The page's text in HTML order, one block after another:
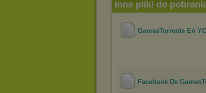
Inne pliki do
GamesTorrents En
Facebook De